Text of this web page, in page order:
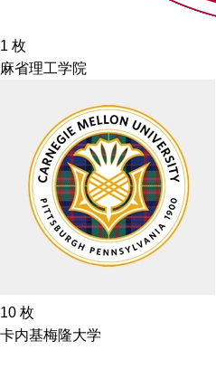
1 枚
麻省理工学院
10 枚
卡内基梅隆大学